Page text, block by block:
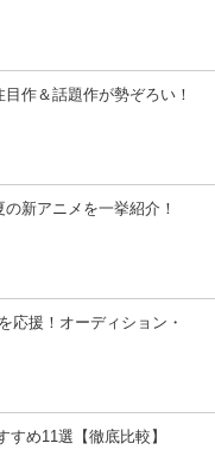
作＆話題作が勢ぞろい！
の新アニメを一挙紹介！
応援！オーディション・
め11選【徹底比較】